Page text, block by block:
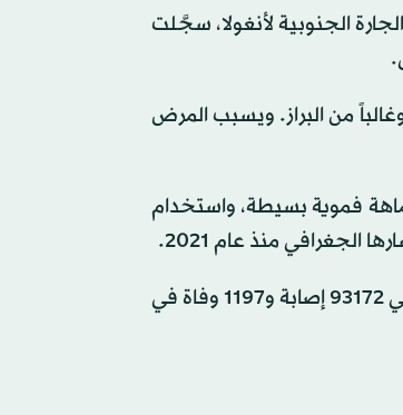
الجنوبية لأنغولا، سجَّلت
من البراز. ويسبب المرض
فموية بسيطة، واستخدام
الجغرافي منذ عام 2021.
وقالت منظمة الصحة العالمية إنه في الفترة من 1 يناير إلى 23 مارس هذا العام، تم الإبلاغ عن إجمالي 93172 إصابة و1197 وفاة في